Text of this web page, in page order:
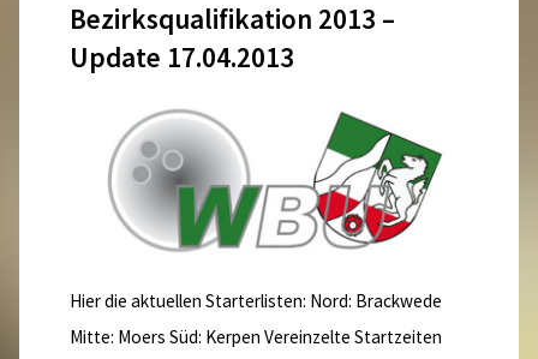
der
B-
Jugend
in
Bezirksqualifikation 2013 –
Update 17.04.2013
Hier die aktuellen Starterlisten: Nord: Brackwede
Mitte: Moers Süd: Kerpen Vereinzelte Startzeiten